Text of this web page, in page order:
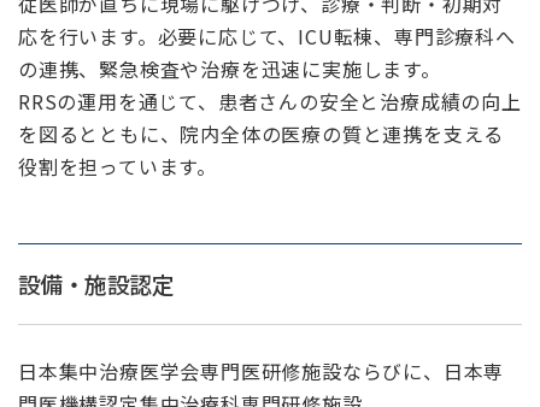
応を行います。必要に応じて、ICU転棟、専門診療科へ
の連携、緊急検査や治療を迅速に実施します。
RRSの運用を通じて、患者さんの安全と治療成績の向上
を図るとともに、院内全体の医療の質と連携を支える
役割を担っています。
設備・施設認定
日本集中治療医学会専門医研修施設ならびに、日本専